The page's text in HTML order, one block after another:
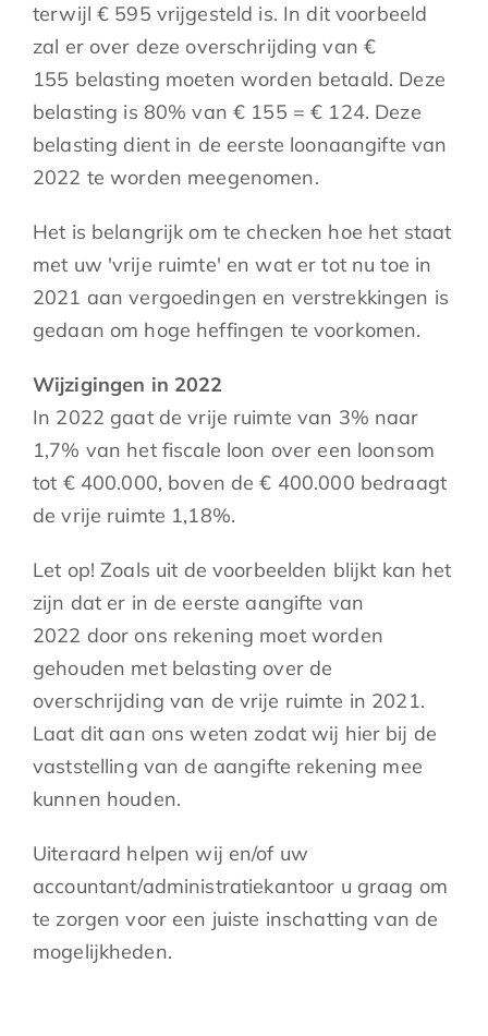
terwijl € 595 vrijgesteld is. In dit voorbeeld
zal er over deze overschrijding van €
155 belasting moeten worden betaald. Deze
belasting is 80% van € 155 = € 124. Deze
belasting dient in de eerste loonaangifte van
2022 te worden meegenomen.
Het is belangrijk om te checken hoe het staat
met uw 'vrije ruimte' en wat er tot nu toe in
2021 aan vergoedingen en verstrekkingen is
gedaan om hoge heffingen te voorkomen.
Wijzigingen in 2022
In 2022 gaat de vrije ruimte van 3% naar
1,7% van het fiscale loon over een loonsom
tot € 400.000, boven de € 400.000 bedraagt
de vrije ruimte 1,18%.
Let op! Zoals uit de voorbeelden blijkt kan het
zijn dat er in de eerste aangifte van
2022 door ons rekening moet worden
gehouden met belasting over de
overschrijding van de vrije ruimte in 2021.
Laat dit aan ons weten zodat wij hier bij de
vaststelling van de aangifte rekening mee
kunnen houden.
Uiteraard helpen wij en/of uw
accountant/administratiekantoor u graag om
te zorgen voor een juiste inschatting van de
mogelijkheden.